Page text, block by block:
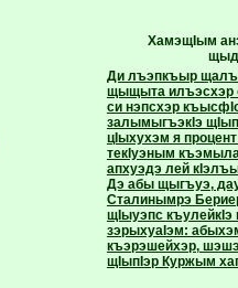
ХамэщIым
Ди лъэпкъыр
щыщыта илъэсхэр
си нэпсхэр
залымыгъэкIэ
цIыхухэм я
текIуэным
апхуэдэ лей
Дэ абы щыгъуэ,
Сталинымрэ
щIыуэпс къулейкIэ
зэрыхуаIэм:
къэрэшейхэр,
щIыпIэр Куржым